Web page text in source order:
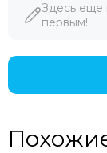
Здесь еще
первым!